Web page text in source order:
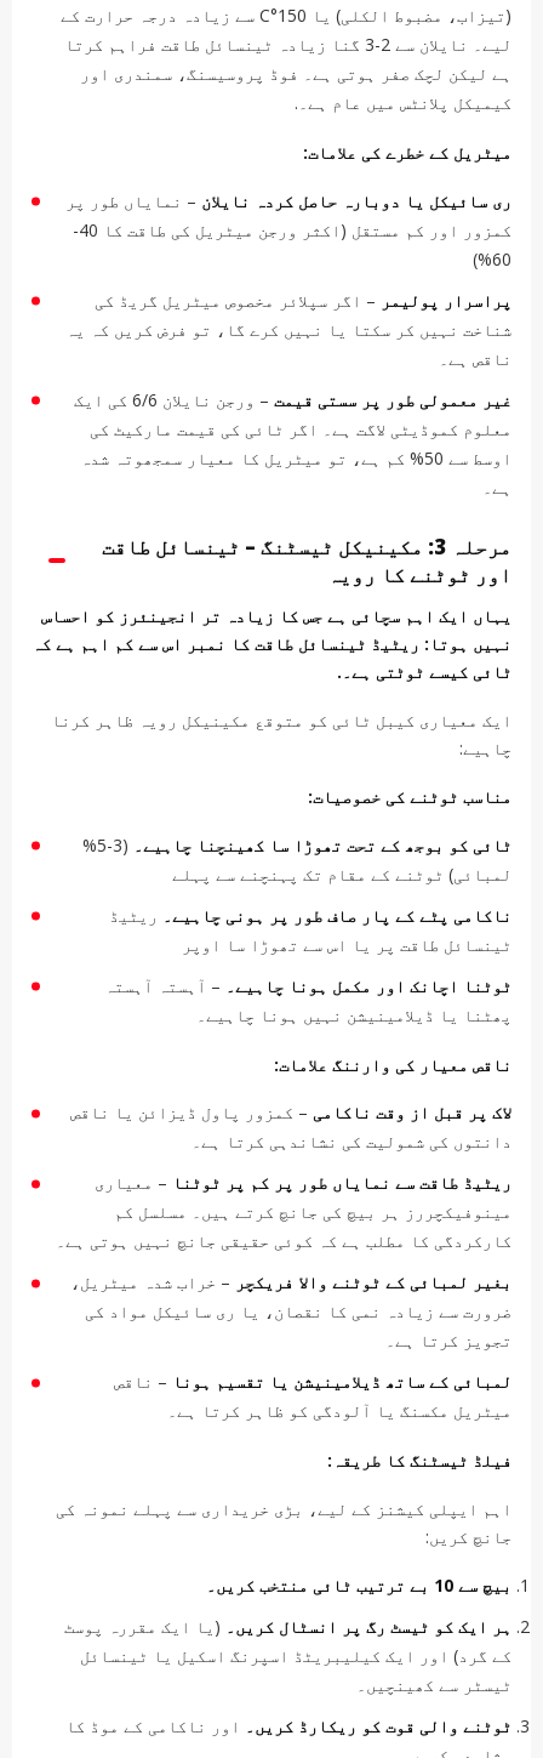
(تیزاب، مضبوط الکلی) یا 150°C سے زیادہ درجہ حرارت کے
لیے۔ نایلان سے 2-3 گنا زیادہ ٹینسائل طاقت فراہم کرتا
ہے لیکن لچک صفر ہوتی ہے۔ فوڈ پروسیسنگ، سمندری اور
کیمیکل پلانٹس میں عام ہے۔.
میٹریل کے خطرے کی علامات:
ری سائیکل یا دوبارہ حاصل کردہ نایلان – نمایاں طور پر
کمزور اور کم مستقل (اکثر ورجن میٹریل کی طاقت کا 40-
60%)
پراسرار پولیمر – اگر سپلائر مخصوص میٹریل گریڈ کی
شناخت نہیں کر سکتا یا نہیں کرے گا، تو فرض کریں کہ یہ
ناقص ہے۔
غیر معمولی طور پر سستی قیمت
– ورجن نایلان 6/6 کی ایک
معلوم کموڈیٹی لاگت ہے۔ اگر ٹائی کی قیمت مارکیٹ کی
اوسط سے 50% کم ہے، تو میٹریل کا معیار سمجھوتہ شدہ
ہے۔
مرحلہ 3: مکینیکل ٹیسٹنگ – ٹینسائل طاقت
اور ٹوٹنے کا رویہ
یہاں ایک اہم سچائی ہے جس کا زیادہ تر انجینئرز کو احساس
نہیں ہوتا: ریٹیڈ ٹینسائل طاقت کا نمبر اس سے کم اہم ہے کہ
ٹائی کیسے ٹوٹتی ہے۔.
ایک معیاری کیبل ٹائی کو متوقع مکینیکل رویہ ظاہر کرنا
چاہیے:
مناسب ٹوٹنے کی خصوصیات:
ٹائی کو بوجھ کے تحت تھوڑا سا کھینچنا چاہیے۔
(3-5%
لمبائی) ٹوٹنے کے مقام تک پہنچنے سے پہلے
ناکامی پٹے کے پار صاف طور پر ہونی چاہیے۔ ریٹیڈ
ٹینسائل طاقت پر یا اس سے تھوڑا سا اوپر
ٹوٹنا اچانک اور مکمل ہونا چاہیے۔ – آہستہ آہستہ
پھٹنا یا ڈیلامینیشن نہیں ہونا چاہیے۔
ناقص معیار کی وارننگ علامات:
لاک پر قبل از وقت ناکامی – کمزور پاول ڈیزائن یا ناقص
دانتوں کی شمولیت کی نشاندہی کرتا ہے۔
ریٹیڈ طاقت سے نمایاں طور پر کم پر ٹوٹنا – معیاری
مینوفیکچررز ہر بیچ کی جانچ کرتے ہیں۔ مسلسل کم
کارکردگی کا مطلب ہے کہ کوئی حقیقی جانچ نہیں ہوتی ہے۔
بغیر لمبائی کے ٹوٹنے والا فریکچر – خراب شدہ میٹریل،
ضرورت سے زیادہ نمی کا نقصان، یا ری سائیکل مواد کی
تجویز کرتا ہے۔
لمبائی کے ساتھ ڈیلامینیشن یا تقسیم ہونا – ناقص
میٹریل مکسنگ یا آلودگی کو ظاہر کرتا ہے۔
فیلڈ ٹیسٹنگ کا طریقہ:
اہم ایپلی کیشنز کے لیے، بڑی خریداری سے پہلے نمونہ کی
جانچ کریں:
بیچ سے 10 بے ترتیب ٹائی منتخب کریں۔
ہر ایک کو ٹیسٹ رگ پر انسٹال کریں۔ (یا ایک مقررہ پوسٹ
کے گرد) اور ایک کیلیبریٹڈ اسپرنگ اسکیل یا ٹینسائل
ٹیسٹر سے کھینچیں۔
ٹوٹنے والی قوت کو ریکارڈ کریں۔ اور ناکامی کے موڈ کا